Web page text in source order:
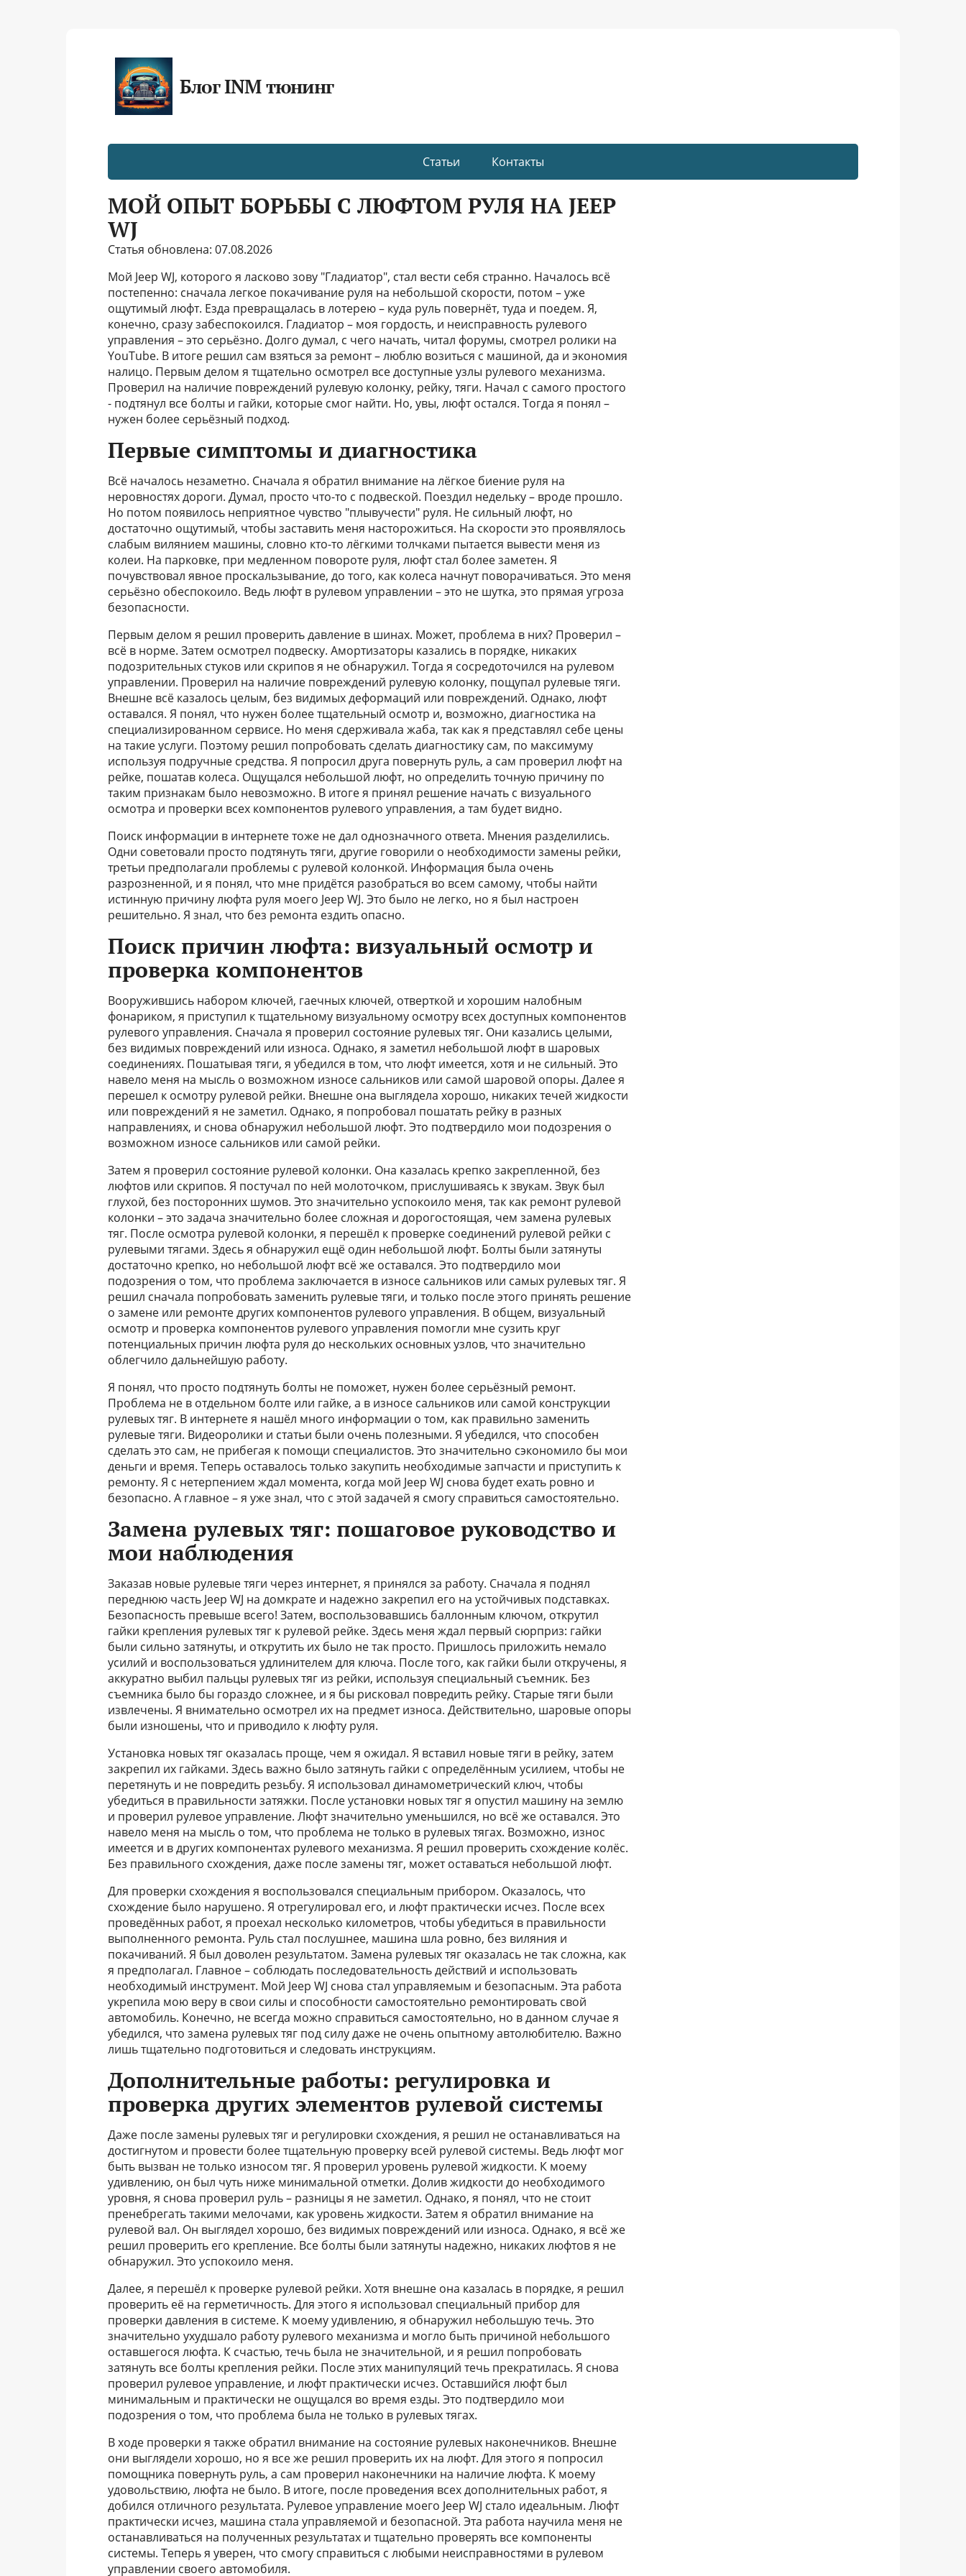
Блог INM тюнинг
Статьи Контакты
МОЙ ОПЫТ БОРЬБЫ С ЛЮФТОМ РУЛЯ НА JEEP
WJ
Статья обновлена: 07.08.2026
Мой Jeep WJ, которого я ласково зову "Гладиатор", стал вести себя странно. Началось всё
постепенно: сначала легкое покачивание руля на небольшой скорости, потом – уже
ощутимый люфт. Езда превращалась в лотерею – куда руль повернёт, туда и поедем. Я,
конечно, сразу забеспокоился. Гладиатор – моя гордость, и неисправность рулевого
управления – это серьёзно. Долго думал, с чего начать, читал форумы, смотрел ролики на
YouTube. В итоге решил сам взяться за ремонт – люблю возиться с машиной, да и экономия
налицо. Первым делом я тщательно осмотрел все доступные узлы рулевого механизма.
Проверил на наличие повреждений рулевую колонку, рейку, тяги. Начал с самого простого
- подтянул все болты и гайки, которые смог найти. Но, увы, люфт остался. Тогда я понял –
нужен более серьёзный подход.
Первые симптомы и диагностика
Всё началось незаметно. Сначала я обратил внимание на лёгкое биение руля на
неровностях дороги. Думал, просто что-то с подвеской. Поездил недельку – вроде прошло.
Но потом появилось неприятное чувство "плывучести" руля. Не сильный люфт, но
достаточно ощутимый, чтобы заставить меня насторожиться. На скорости это проявлялось
слабым вилянием машины, словно кто-то лёгкими толчками пытается вывести меня из
колеи. На парковке, при медленном повороте руля, люфт стал более заметен. Я
почувствовал явное проскальзывание, до того, как колеса начнут поворачиваться. Это меня
серьёзно обеспокоило. Ведь люфт в рулевом управлении – это не шутка, это прямая угроза
безопасности.
Первым делом я решил проверить давление в шинах. Может, проблема в них? Проверил –
всё в норме. Затем осмотрел подвеску. Амортизаторы казались в порядке, никаких
подозрительных стуков или скрипов я не обнаружил. Тогда я сосредоточился на рулевом
управлении. Проверил на наличие повреждений рулевую колонку, пощупал рулевые тяги.
Внешне всё казалось целым, без видимых деформаций или повреждений. Однако, люфт
оставался. Я понял, что нужен более тщательный осмотр и, возможно, диагностика на
специализированном сервисе. Но меня сдерживала жаба, так как я представлял себе цены
на такие услуги. Поэтому решил попробовать сделать диагностику сам, по максимуму
используя подручные средства. Я попросил друга повернуть руль, а сам проверил люфт на
рейке, пошатав колеса. Ощущался небольшой люфт, но определить точную причину по
таким признакам было невозможно. В итоге я принял решение начать с визуального
осмотра и проверки всех компонентов рулевого управления, а там будет видно.
Поиск информации в интернете тоже не дал однозначного ответа. Мнения разделились.
Одни советовали просто подтянуть тяги, другие говорили о необходимости замены рейки,
третьи предполагали проблемы с рулевой колонкой. Информация была очень
разрозненной, и я понял, что мне придётся разобраться во всем самому, чтобы найти
истинную причину люфта руля моего Jeep WJ. Это было не легко, но я был настроен
решительно. Я знал, что без ремонта ездить опасно.
Поиск причин люфта: визуальный осмотр и
проверка компонентов
Вооружившись набором ключей, гаечных ключей, отверткой и хорошим налобным
фонариком, я приступил к тщательному визуальному осмотру всех доступных компонентов
рулевого управления. Сначала я проверил состояние рулевых тяг. Они казались целыми,
без видимых повреждений или износа. Однако, я заметил небольшой люфт в шаровых
соединениях. Пошатывая тяги, я убедился в том, что люфт имеется, хотя и не сильный. Это
навело меня на мысль о возможном износе сальников или самой шаровой опоры. Далее я
перешел к осмотру рулевой рейки. Внешне она выглядела хорошо, никаких течей жидкости
или повреждений я не заметил. Однако, я попробовал пошатать рейку в разных
направлениях, и снова обнаружил небольшой люфт. Это подтвердило мои подозрения о
возможном износе сальников или самой рейки.
Затем я проверил состояние рулевой колонки. Она казалась крепко закрепленной, без
люфтов или скрипов. Я постучал по ней молоточком, прислушиваясь к звукам. Звук был
глухой, без посторонних шумов. Это значительно успокоило меня, так как ремонт рулевой
колонки – это задача значительно более сложная и дорогостоящая, чем замена рулевых
тяг. После осмотра рулевой колонки, я перешёл к проверке соединений рулевой рейки с
рулевыми тягами. Здесь я обнаружил ещё один небольшой люфт. Болты были затянуты
достаточно крепко, но небольшой люфт всё же оставался. Это подтвердило мои
подозрения о том, что проблема заключается в износе сальников или самых рулевых тяг. Я
решил сначала попробовать заменить рулевые тяги, и только после этого принять решение
о замене или ремонте других компонентов рулевого управления. В общем, визуальный
осмотр и проверка компонентов рулевого управления помогли мне сузить круг
потенциальных причин люфта руля до нескольких основных узлов, что значительно
облегчило дальнейшую работу.
Я понял, что просто подтянуть болты не поможет, нужен более серьёзный ремонт.
Проблема не в отдельном болте или гайке, а в износе сальников или самой конструкции
рулевых тяг. В интернете я нашёл много информации о том, как правильно заменить
рулевые тяги. Видеоролики и статьи были очень полезными. Я убедился, что способен
сделать это сам, не прибегая к помощи специалистов. Это значительно сэкономило бы мои
деньги и время. Теперь оставалось только закупить необходимые запчасти и приступить к
ремонту. Я с нетерпением ждал момента, когда мой Jeep WJ снова будет ехать ровно и
безопасно. А главное – я уже знал, что с этой задачей я смогу справиться самостоятельно.
Замена рулевых тяг: пошаговое руководство и
мои наблюдения
Заказав новые рулевые тяги через интернет, я принялся за работу. Сначала я поднял
переднюю часть Jeep WJ на домкрате и надежно закрепил его на устойчивых подставках.
Безопасность превыше всего! Затем, воспользовавшись баллонным ключом, открутил
гайки крепления рулевых тяг к рулевой рейке. Здесь меня ждал первый сюрприз: гайки
были сильно затянуты, и открутить их было не так просто. Пришлось приложить немало
усилий и воспользоваться удлинителем для ключа. После того, как гайки были откручены, я
аккуратно выбил пальцы рулевых тяг из рейки, используя специальный съемник. Без
съемника было бы гораздо сложнее, и я бы рисковал повредить рейку. Старые тяги были
извлечены. Я внимательно осмотрел их на предмет износа. Действительно, шаровые опоры
были изношены, что и приводило к люфту руля.
Установка новых тяг оказалась проще, чем я ожидал. Я вставил новые тяги в рейку, затем
закрепил их гайками. Здесь важно было затянуть гайки с определённым усилием, чтобы не
перетянуть и не повредить резьбу. Я использовал динамометрический ключ, чтобы
убедиться в правильности затяжки. После установки новых тяг я опустил машину на землю
и проверил рулевое управление. Люфт значительно уменьшился, но всё же оставался. Это
навело меня на мысль о том, что проблема не только в рулевых тягах. Возможно, износ
имеется и в других компонентах рулевого механизма. Я решил проверить схождение колёс.
Без правильного схождения, даже после замены тяг, может оставаться небольшой люфт.
Для проверки схождения я воспользовался специальным прибором. Оказалось, что
схождение было нарушено. Я отрегулировал его, и люфт практически исчез. После всех
проведённых работ, я проехал несколько километров, чтобы убедиться в правильности
выполненного ремонта. Руль стал послушнее, машина шла ровно, без виляния и
покачиваний. Я был доволен результатом. Замена рулевых тяг оказалась не так сложна, как
я предполагал. Главное – соблюдать последовательность действий и использовать
необходимый инструмент. Мой Jeep WJ снова стал управляемым и безопасным. Эта работа
укрепила мою веру в свои силы и способности самостоятельно ремонтировать свой
автомобиль. Конечно, не всегда можно справиться самостоятельно, но в данном случае я
убедился, что замена рулевых тяг под силу даже не очень опытному автолюбителю. Важно
лишь тщательно подготовиться и следовать инструкциям.
Дополнительные работы: регулировка и
проверка других элементов рулевой системы
Даже после замены рулевых тяг и регулировки схождения, я решил не останавливаться на
достигнутом и провести более тщательную проверку всей рулевой системы. Ведь люфт мог
быть вызван не только износом тяг. Я проверил уровень рулевой жидкости. К моему
удивлению, он был чуть ниже минимальной отметки. Долив жидкости до необходимого
уровня, я снова проверил руль – разницы я не заметил. Однако, я понял, что не стоит
пренебрегать такими мелочами, как уровень жидкости. Затем я обратил внимание на
рулевой вал. Он выглядел хорошо, без видимых повреждений или износа. Однако, я всё же
решил проверить его крепление. Все болты были затянуты надежно, никаких люфтов я не
обнаружил. Это успокоило меня.
Далее, я перешёл к проверке рулевой рейки. Хотя внешне она казалась в порядке, я решил
проверить её на герметичность. Для этого я использовал специальный прибор для
проверки давления в системе. К моему удивлению, я обнаружил небольшую течь. Это
значительно ухудшало работу рулевого механизма и могло быть причиной небольшого
оставшегося люфта. К счастью, течь была не значительной, и я решил попробовать
затянуть все болты крепления рейки. После этих манипуляций течь прекратилась. Я снова
проверил рулевое управление, и люфт практически исчез. Оставшийся люфт был
минимальным и практически не ощущался во время езды. Это подтвердило мои
подозрения о том, что проблема была не только в рулевых тягах.
В ходе проверки я также обратил внимание на состояние рулевых наконечников. Внешне
они выглядели хорошо, но я все же решил проверить их на люфт. Для этого я попросил
помощника повернуть руль, а сам проверил наконечники на наличие люфта. К моему
удовольствию, люфта не было. В итоге, после проведения всех дополнительных работ, я
добился отличного результата. Рулевое управление моего Jeep WJ стало идеальным. Люфт
практически исчез, машина стала управляемой и безопасной. Эта работа научила меня не
останавливаться на полученных результатах и тщательно проверять все компоненты
системы. Теперь я уверен, что смогу справиться с любыми неисправностями в рулевом
управлении своего автомобиля.